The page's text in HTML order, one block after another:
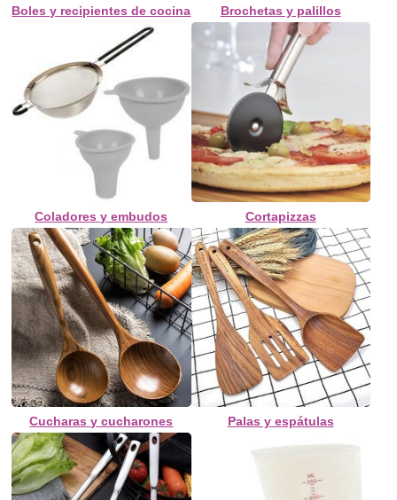
Boles y recipientes de cocina Brochetas y palillos
Coladores y embudos Cortapizzas
Cucharas y cucharones Palas y espátulas